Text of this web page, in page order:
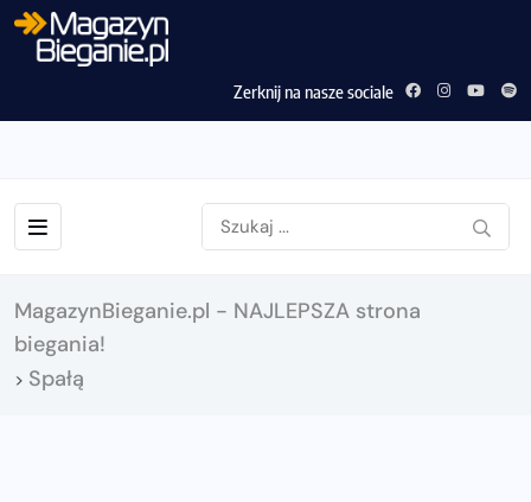
Zerknij na nasze sociale
MagazynBieganie.pl - NAJLEPSZA strona
biegania!
> Spałą